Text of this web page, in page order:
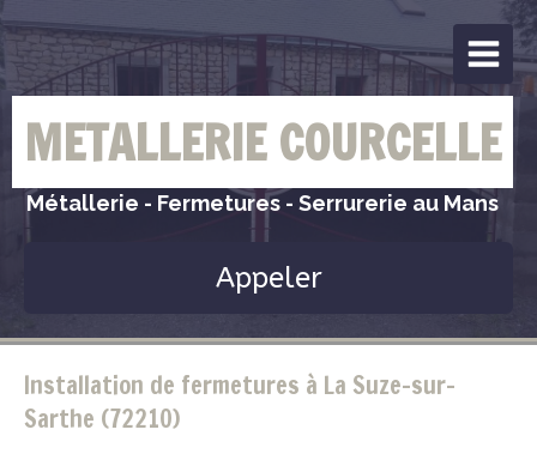
METALLERIE COURCELLE
Métallerie - Fermetures - Serrurerie au Mans
Appeler
Installation de fermetures à La Suze-sur-
Sarthe (72210)